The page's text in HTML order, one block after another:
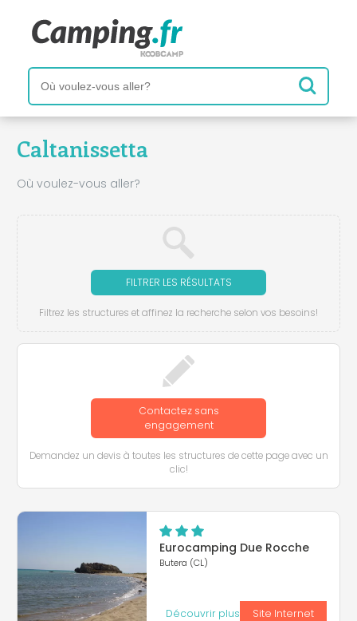
Caltanissetta
Où voulez-vous aller?
FILTRER LES RÉSULTATS
Filtrez les structures et affinez la recherche selon vos besoins!
Contactez sans
engagement
Demandez un devis à toutes les structures de cette page avec un
clic!
Eurocamping Due Rocche
Butera (CL)
Découvrir plus Site Internet